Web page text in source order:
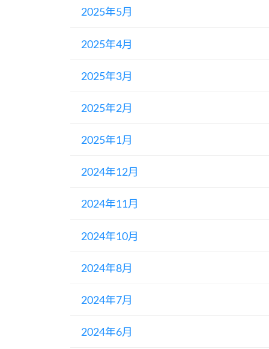
2025年5月
2025年4月
2025年3月
2025年2月
2025年1月
2024年12月
2024年11月
2024年10月
2024年8月
2024年7月
2024年6月